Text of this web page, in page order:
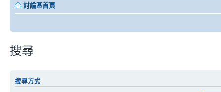
討論區首頁
搜尋
搜尋方式